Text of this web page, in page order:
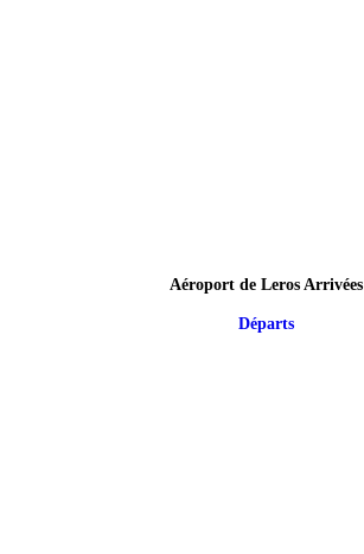
Aéroport de Leros Arrivées
Départs